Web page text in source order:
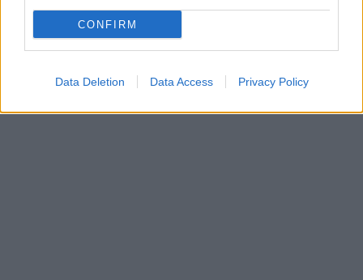
CONFIRM
Data Deletion Data Access Privacy Policy